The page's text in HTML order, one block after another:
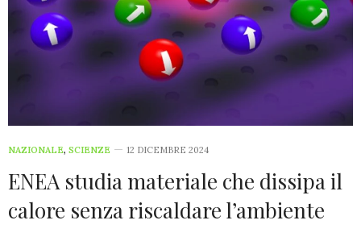
NAZIONALE, SCIENZE 12 DICEMBRE 2024
ENEA studia materiale che dissipa il
calore senza riscaldare l’ambiente